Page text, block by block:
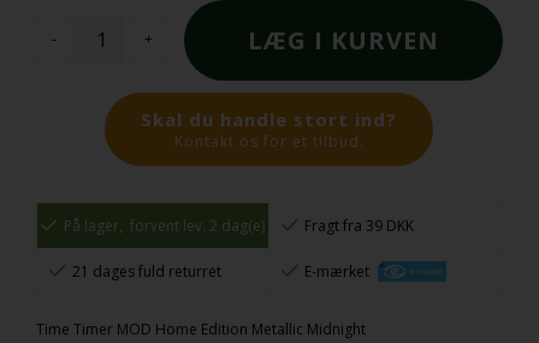
- +
Skal du handle stort ind?
Kontakt os for et tilbud.
På lager,forvent lev. 2 dag(e) Fragt fra 39 DKK
21 dages fuld returret E-mærket
Time Timer MOD Home Edition Metallic Midnight